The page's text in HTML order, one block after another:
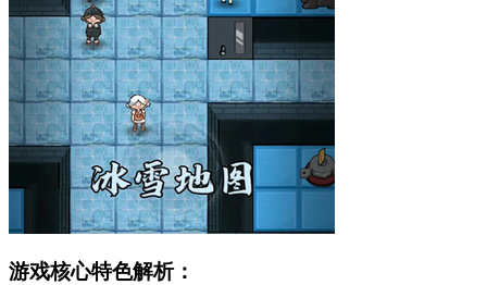
游戏核心特色解析：